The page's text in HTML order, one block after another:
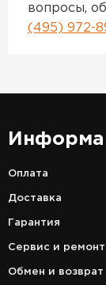
вопросы,
(495) 972-
Оплата
Доставка
Гарантия
Сервис и ремонт
Обмен и возврат